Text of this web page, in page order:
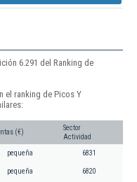
6.291 del Ranking de
el ranking de Picos Y
(€)
Sector
Actividad
pequeña 6831
pequeña 6820